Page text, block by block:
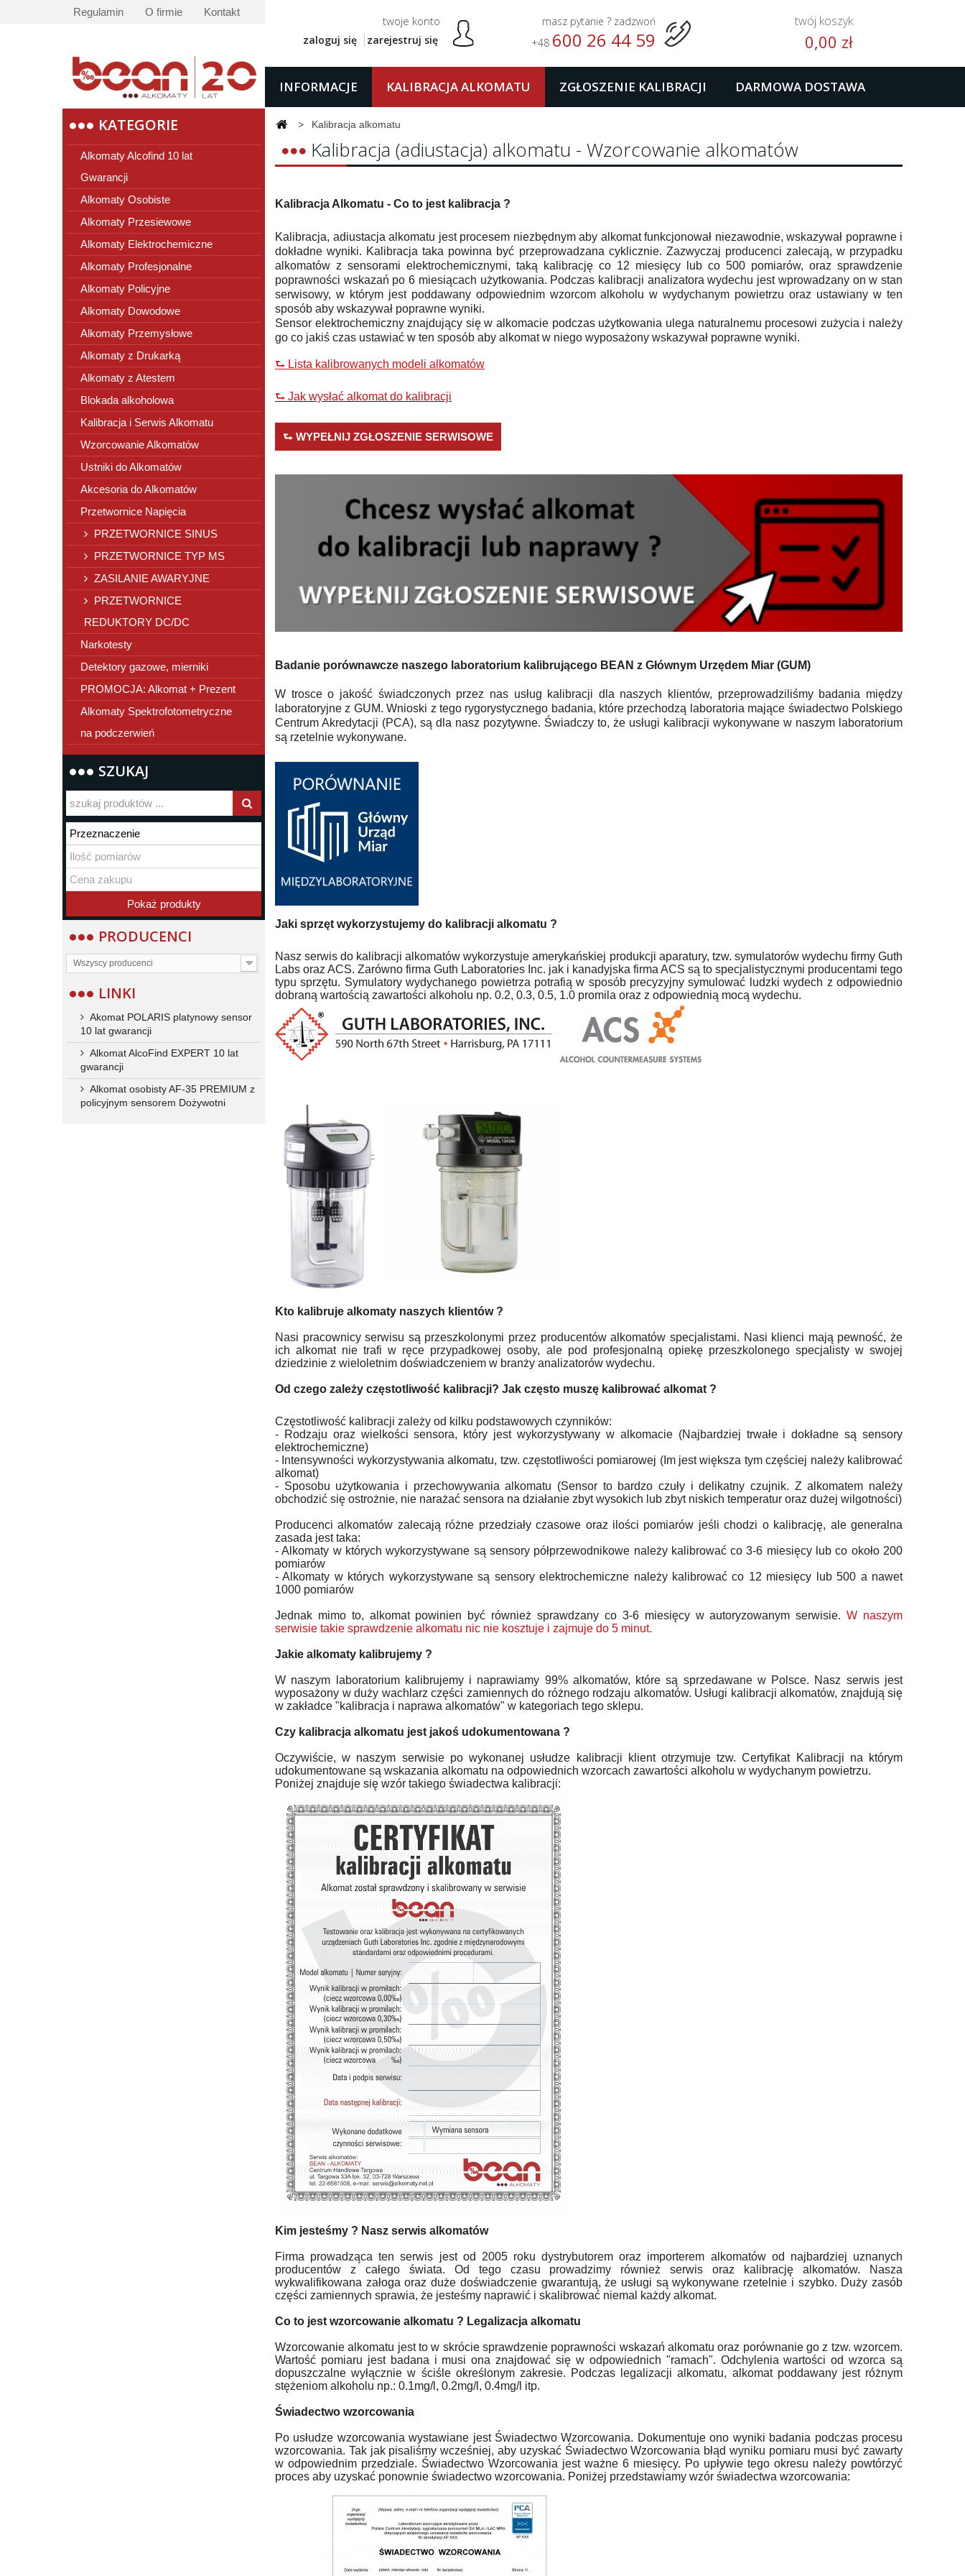
Regulamin O firmie Kontakt
twoje konto
zaloguj się zarejestruj się
masz pytanie ? zadzwoń
+48 600 26 44 59
twój koszyk
0,00 zł
INFORMACJE KALIBRACJA ALKOMATU ZGŁOSZENIE KALIBRACJI DARMOWA DOSTAWA
KATEGORIE
Alkomaty Alcofind 10 lat
Gwarancji
Alkomaty Osobiste
Alkomaty Przesiewowe
Alkomaty Elektrochemiczne
Alkomaty Profesjonalne
Alkomaty Policyjne
Alkomaty Dowodowe
Alkomaty Przemysłowe
Alkomaty z Drukarką
Alkomaty z Atestem
Blokada alkoholowa
Kalibracja i Serwis Alkomatu
Wzorcowanie Alkomatów
Ustniki do Alkomatów
Akcesoria do Alkomatów
Przetwornice Napięcia
PRZETWORNICE SINUS
PRZETWORNICE TYP MS
ZASILANIE AWARYJNE
PRZETWORNICE
REDUKTORY DC/DC
Narkotesty
Detektory gazowe, mierniki
PROMOCJA: Alkomat + Prezent
Alkomaty Spektrofotometryczne
na podczerwień
SZUKAJ
PRODUCENCI
Wszyscy producenci
LINKI
Akomat POLARIS platynowy sensor
10 lat gwarancji
Alkomat AlcoFind EXPERT 10 lat
gwarancji
Alkomat osobisty AF-35 PREMIUM z
policyjnym sensorem Dożywotni
> Kalibracja alkomatu
Kalibracja (adiustacja) alkomatu - Wzorcowanie alkomatów
Kalibracja Alkomatu - Co to jest kalibracja ?
Kalibracja, adiustacja alkomatu jest procesem niezbędnym aby alkomat funkcjonował niezawodnie, wskazywał poprawne i
dokładne wyniki. Kalibracja taka powinna być przeprowadzana cyklicznie. Zazwyczaj producenci zalecają, w przypadku
alkomatów z sensorami elektrochemicznymi, taką kalibrację co 12 miesięcy lub co 500 pomiarów, oraz sprawdzenie
poprawności wskazań po 6 miesiącach użytkowania. Podczas kalibracji analizatora wydechu jest wprowadzany on w stan
serwisowy, w którym jest poddawany odpowiednim wzorcom alkoholu w wydychanym powietrzu oraz ustawiany w ten
sposób aby wskazywał poprawne wyniki.
Sensor elektrochemiczny znajdujący się w alkomacie podczas użytkowania ulega naturalnemu procesowi zużycia i należy
go co jakiś czas ustawiać w ten sposób aby alkomat w niego wyposażony wskazywał poprawne wyniki.
⮑ Lista kalibrowanych modeli alkomatów
⮑ Jak wysłać alkomat do kalibracji
⮑ WYPEŁNIJ ZGŁOSZENIE SERWISOWE
Badanie porównawcze naszego laboratorium kalibrującego BEAN z Głównym Urzędem Miar (GUM)
W trosce o jakość świadczonych przez nas usług kalibracji dla naszych klientów, przeprowadziliśmy badania między
laboratoryjne z GUM. Wnioski z tego rygorystycznego badania, które przechodzą laboratoria mające świadectwo Polskiego
Centrum Akredytacji (PCA), są dla nasz pozytywne. Świadczy to, że usługi kalibracji wykonywane w naszym laboratorium
są rzetelnie wykonywane.
Jaki sprzęt wykorzystujemy do kalibracji alkomatu ?
Nasz serwis do kalibracji alkomatów wykorzystuje amerykańskiej produkcji aparatury, tzw. symulatorów wydechu firmy Guth
Labs oraz ACS. Zarówno firma Guth Laboratories Inc. jak i kanadyjska firma ACS są to specjalistycznymi producentami tego
typu sprzętu. Symulatory wydychanego powietrza potrafią w sposób precyzyjny symulować ludzki wydech z odpowiednio
dobraną wartością zawartości alkoholu np. 0.2, 0.3, 0.5, 1.0 promila oraz z odpowiednią mocą wydechu.
Kto kalibruje alkomaty naszych klientów ?
Nasi pracownicy serwisu są przeszkolonymi przez producentów alkomatów specjalistami. Nasi klienci mają pewność, że
ich alkomat nie trafi w ręce przypadkowej osoby, ale pod profesjonalną opiekę przeszkolonego specjalisty w swojej
dziedzinie z wieloletnim doświadczeniem w branży analizatorów wydechu.
Od czego zależy częstotliwość kalibracji? Jak często muszę kalibrować alkomat ?
Częstotliwość kalibracji zależy od kilku podstawowych czynników:
- Rodzaju oraz wielkości sensora, który jest wykorzystywany w alkomacie (Najbardziej trwałe i dokładne są sensory
elektrochemiczne)
- Intensywności wykorzystywania alkomatu, tzw. częstotliwości pomiarowej (Im jest większa tym częściej należy kalibrować
alkomat)
- Sposobu użytkowania i przechowywania alkomatu (Sensor to bardzo czuły i delikatny czujnik. Z alkomatem należy
obchodzić się ostrożnie, nie narażać sensora na działanie zbyt wysokich lub zbyt niskich temperatur oraz dużej wilgotności)
Producenci alkomatów zalecają różne przedziały czasowe oraz ilości pomiarów jeśli chodzi o kalibrację, ale generalna
zasada jest taka:
- Alkomaty w których wykorzystywane są sensory półprzewodnikowe należy kalibrować co 3-6 miesięcy lub co około 200
pomiarów
- Alkomaty w których wykorzystywane są sensory elektrochemiczne należy kalibrować co 12 miesięcy lub 500 a nawet
1000 pomiarów
Jednak mimo to, alkomat powinien być również sprawdzany co 3-6 miesięcy w autoryzowanym serwisie.W naszym
serwisie takie sprawdzenie alkomatu nic nie kosztuje i zajmuje do 5 minut.
Jakie alkomaty kalibrujemy ?
W naszym laboratorium kalibrujemy i naprawiamy 99% alkomatów, które są sprzedawane w Polsce. Nasz serwis jest
wyposażony w duży wachlarz części zamiennych do różnego rodzaju alkomatów. Usługi kalibracji alkomatów, znajdują się
w zakładce "kalibracja i naprawa alkomatów" w kategoriach tego sklepu.
Czy kalibracja alkomatu jest jakoś udokumentowana ?
Oczywiście, w naszym serwisie po wykonanej usłudze kalibracji klient otrzymuje tzw. Certyfikat Kalibracji na którym
udokumentowane są wskazania alkomatu na odpowiednich wzorcach zawartości alkoholu w wydychanym powietrzu.
Poniżej znajduje się wzór takiego świadectwa kalibracji:
Kim jesteśmy ? Nasz serwis alkomatów
Firma prowadząca ten serwis jest od 2005 roku dystrybutorem oraz importerem alkomatów od najbardziej uznanych
producentów z całego świata. Od tego czasu prowadzimy również serwis oraz kalibrację alkomatów. Nasza
wykwalifikowana załoga oraz duże doświadczenie gwarantują, że usługi są wykonywane rzetelnie i szybko. Duży zasób
części zamiennych sprawia, że jesteśmy naprawić i skalibrować niemal każdy alkomat.
Co to jest wzorcowanie alkomatu ? Legalizacja alkomatu
Wzorcowanie alkomatu jest to w skrócie sprawdzenie poprawności wskazań alkomatu oraz porównanie go z tzw. wzorcem.
Wartość pomiaru jest badana i musi ona znajdować się w odpowiednich "ramach". Odchylenia wartości od wzorca są
dopuszczalne wyłącznie w ściśle określonym zakresie. Podczas legalizacji alkomatu, alkomat poddawany jest różnym
stężeniom alkoholu np.: 0.1mg/l, 0.2mg/l, 0.4mg/l itp.
Świadectwo wzorcowania
Po usłudze wzorcowania wystawiane jest Świadectwo Wzorcowania. Dokumentuje ono wyniki badania podczas procesu
wzorcowania. Tak jak pisaliśmy wcześniej, aby uzyskać Świadectwo Wzorcowania błąd wyniku pomiaru musi być zawarty
w odpowiednim przedziale. Świadectwo Wzorcowania jest ważne 6 miesięcy. Po upływie tego okresu należy powtórzyć
proces aby uzyskać ponownie świadectwo wzorcowania. Poniżej przedstawiamy wzór świadectwa wzorcowania: